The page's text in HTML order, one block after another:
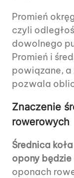
Promień
czyli
dowolnego
Promień i
powiązane,
pozwala
Znaczenie
rowerowych
Średnica
opony
oponach